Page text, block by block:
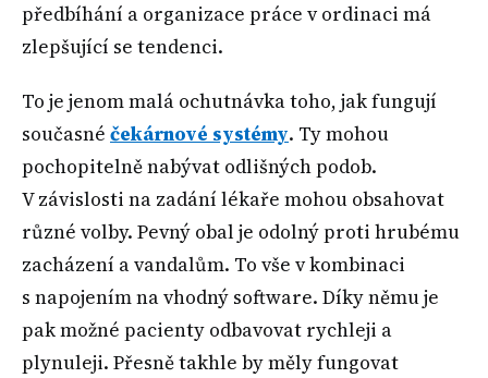
předbíhání a organizace práce v ordinaci má
zlepšující se tendenci.
To je jenom malá ochutnávka toho, jak fungují
současné čekárnové systémy. Ty mohou
pochopitelně nabývat odlišných podob.
V závislosti na zadání lékaře mohou obsahovat
různé volby. Pevný obal je odolný proti hrubému
zacházení a vandalům. To vše v kombinaci
s napojením na vhodný software. Díky němu je
pak možné pacienty odbavovat rychleji a
plynuleji. Přesně takhle by měly fungovat